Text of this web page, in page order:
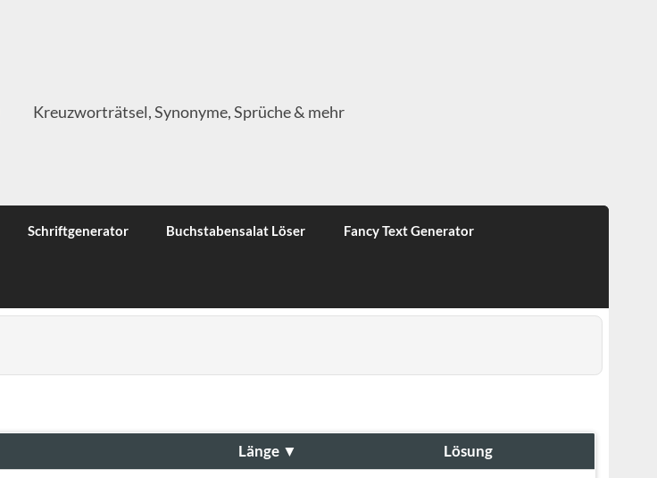
Kreuzworträtsel, Synonyme, Sprüche & mehr
Schriftgenerator Buchstabensalat Löser Fancy Text Generator
Länge ▼ Lösung